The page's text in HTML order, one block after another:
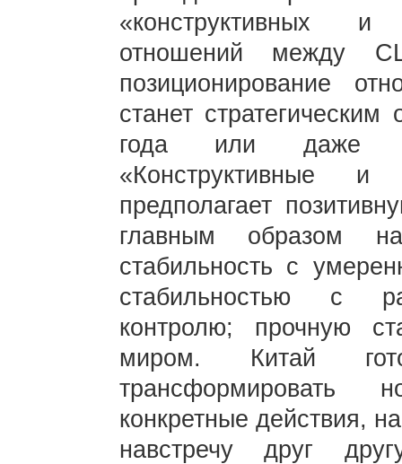
«конструктивных и
отношений между
позиционирование
станет
года или даже
«Конструктивные и
предполагает
главным образом на
стабильность с
стабильностью с
контролю; прочную
миром. Китай
трансформировать
конкретные действия,
навстречу друг